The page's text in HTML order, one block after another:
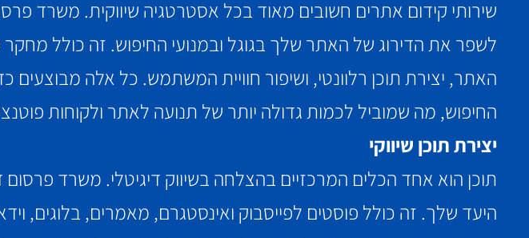
לשפר את הדירוג של האתר שלך בגוגל ובמנועי החיפוש. זה כולל
האתר, יצירת תוכן רלוונטי, ושיפור חוויית המשתמש. כל אלה
החיפוש, מה שמוביל לכמות גדולה יותר של תנועה לאתר ולקוחות
יצירת תוכן שיווקי
תוכן הוא אחד הכלים המרכזיים בהצלחה בשיווק דיגיטלי. משרד פרסום
היעד שלך. זה כולל פוסטים לפייסבוק ואינסטגרם, מאמרים, בלוגים,